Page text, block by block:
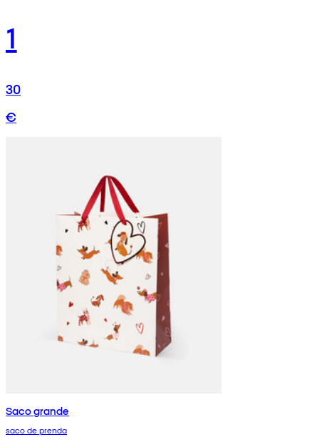
1
30
€
Saco grande
saco de prenda